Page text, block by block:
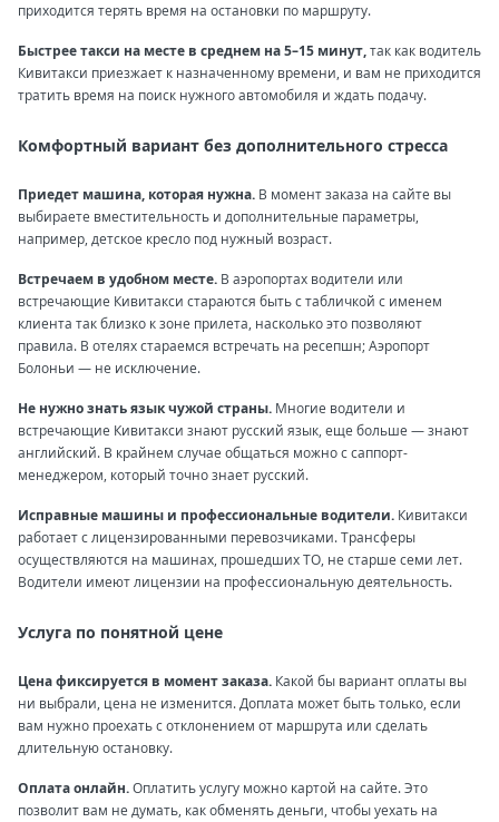
приходится терять время на остановки по маршруту.
Быстрее такси на месте в среднем на 5–15 минут,так как водитель
Кивитакси приезжает к назначенному времени, и вам не приходится
тратить время на поиск нужного автомобиля и ждать подачу.
Комфортный вариант без дополнительного стресса
Приедет машина, которая нужна. В момент заказа на сайте вы
выбираете вместительность и дополнительные параметры,
например, детское кресло под нужный возраст.
Встречаем в удобном месте. В аэропортах водители или
встречающие Кивитакси стараются быть с табличкой с именем
клиента так близко к зоне прилета, насколько это позволяют
правила. В отелях стараемся встречать на ресепшн; Аэропорт
Болоньи — не исключение.
Не нужно знать язык чужой страны. Многие водители и
встречающие Кивитакси знают русский язык, еще больше — знают
английский. В крайнем случае общаться можно с саппорт-
менеджером, который точно знает русский.
Исправные машины и профессиональные водители. Кивитакси
работает с лицензированными перевозчиками. Трансферы
осуществляются на машинах, прошедших ТО, не старше семи лет.
Водители имеют лицензии на профессиональную деятельность.
Услуга по понятной цене
Цена фиксируется в момент заказа. Какой бы вариант оплаты вы
ни выбрали, цена не изменится. Доплата может быть только, если
вам нужно проехать с отклонением от маршрута или сделать
длительную остановку.
Оплата онлайн.Оплатить услугу можно картой на сайте. Это
позволит вам не думать, как обменять деньги, чтобы уехать на